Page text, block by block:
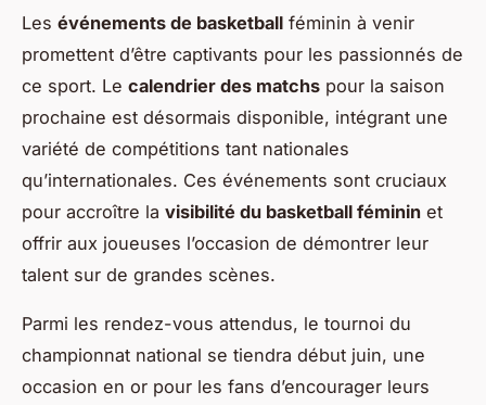
Les événements de basketball féminin à venir
promettent d’être captivants pour les passionnés de
ce sport. Le calendrier des matchs pour la saison
prochaine est désormais disponible, intégrant une
variété de compétitions tant nationales
qu’internationales. Ces événements sont cruciaux
pour accroître la visibilité du basketball féminin et
offrir aux joueuses l’occasion de démontrer leur
talent sur de grandes scènes.
Parmi les rendez-vous attendus, le tournoi du
championnat national se tiendra début juin, une
occasion en or pour les fans d’encourager leurs